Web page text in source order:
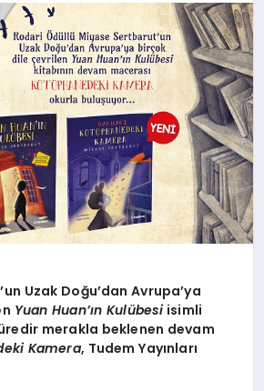
’un Uzak Doğu’dan Avrupa’ya
Yuan Huan’ın Kulübesiisimli
merakla beklenen devam
Kamera, Tudem Yayınları